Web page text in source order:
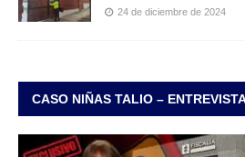
24 de diciembre de 2024
CASO NIÑAS TALIO –